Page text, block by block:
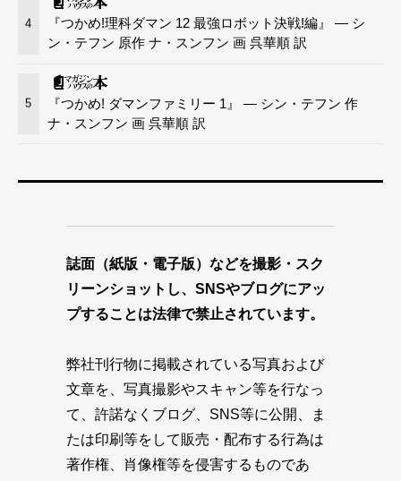
4
『つかめ!理科ダマン 12 最強ロボット決戦!編』 — シ
ン・テフン 原作 ナ・スンフン 画 呉華順 訳
5
『つかめ! ダマンファミリー 1』 — シン・テフン 作
ナ・スンフン 画 呉華順 訳
誌面（紙版・電子版）などを撮影・スク
リーンショットし、SNSやブログにアッ
プすることは法律で禁止されています。
弊社刊行物に掲載されている写真および
文章を、写真撮影やスキャン等を行なっ
て、許諾なくブログ、SNS等に公開、ま
たは印刷等をして販売・配布する行為は
著作権、肖像権等を侵害するものであ